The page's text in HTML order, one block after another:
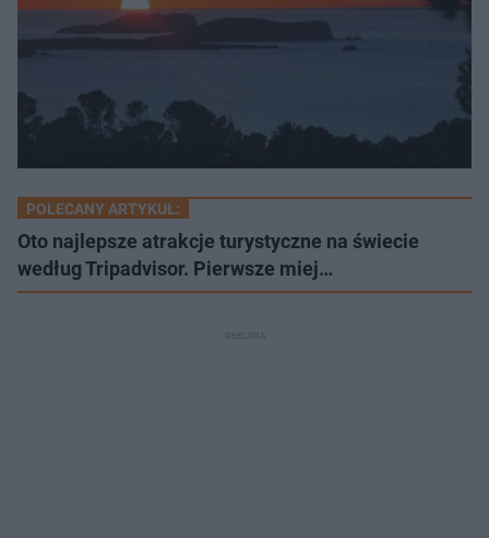
POLECANY ARTYKUŁ:
Oto najlepsze atrakcje turystyczne na świecie
według Tripadvisor. Pierwsze miej…